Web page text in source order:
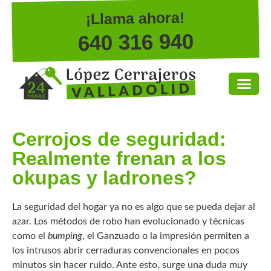
¡Llama ahora!
640 316 940
Cerrojos de seguridad:
Realmente frenan a los
okupas y ladrones?
La seguridad del hogar ya no es algo que se pueda dejar al
azar. Los métodos de robo han evolucionado y técnicas
como el bumping, el Ganzuado o la impresión permiten a
los intrusos abrir cerraduras convencionales en pocos
minutos sin hacer ruido. Ante esto, surge una duda muy